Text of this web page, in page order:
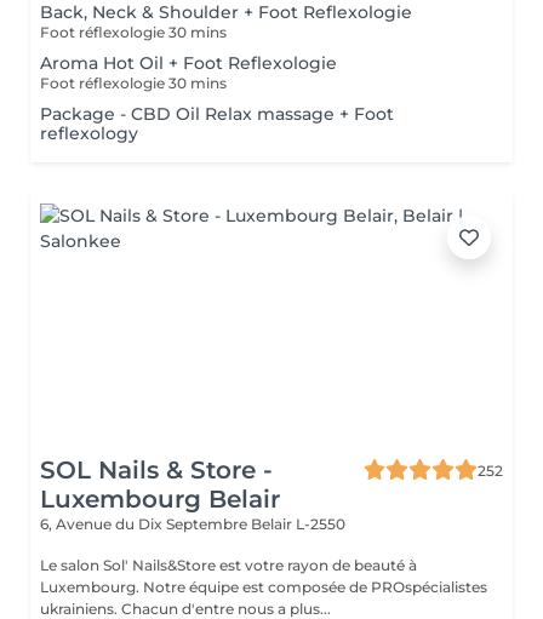
Back, Neck & Shoulder + Foot Reflexologie
Foot réflexologie 30 mins
Aroma Hot Oil + Foot Reflexologie
Foot réflexologie 30 mins
Package - CBD Oil Relax massage + Foot
reflexology
SOL Nails & Store -
Luxembourg Belair
252
6, Avenue du Dix Septembre Belair L-2550
Le salon Sol' Nails&Store est votre rayon de beauté à
Luxembourg. Notre équipe est composée de PROspécialistes
ukrainiens. Chacun d'entre nous a plus...